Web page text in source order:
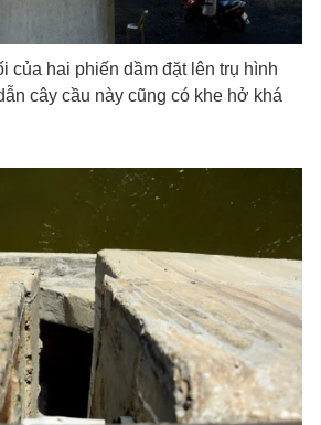
của hai phiến dầm đặt lên trụ hình
cây cầu này cũng có khe hở khá